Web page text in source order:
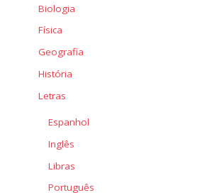
Biologia
Física
Geografia
História
Letras
Espanhol
Inglês
Libras
Português